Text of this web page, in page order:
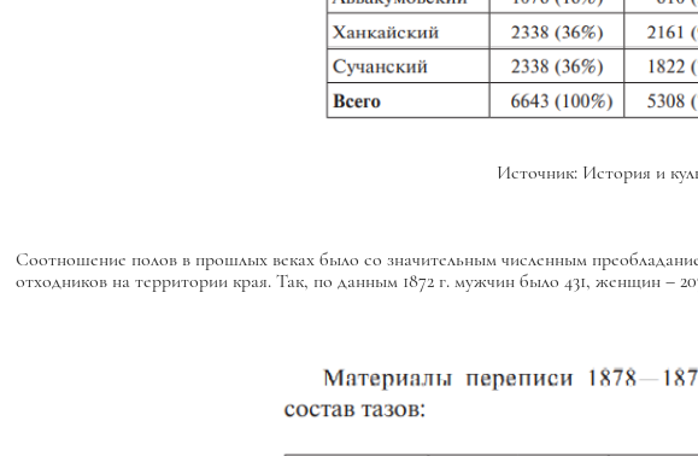
Источник: История и
Соотношение полов в прошлых веках было со значительным численным
отходников на территории края. Так, по данным 1872 г. мужчин было 431, женщин –